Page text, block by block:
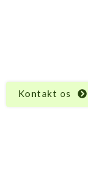
Kontakt os